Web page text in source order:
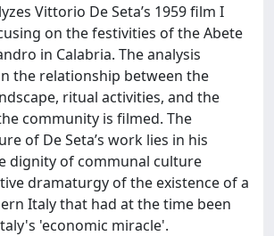
Vittorio De Seta’s 1959 film I
on the festivities of the Abete
in Calabria. The analysis
the relationship between the
ritual activities, and the
community is filmed. The
of De Seta’s work lies in his
dignity of communal culture
dramaturgy of the existence of a
Italy that had at the time been
'economic miracle'.